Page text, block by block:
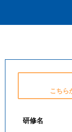
こちら
研修名